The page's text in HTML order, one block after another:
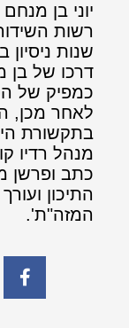
יוני בן
רשות
שנות
דרכו של
כמפיק של
לאחר מכן,
בתקשורת
מנהל רדיו
כתב ופרשן
התיכון
המזה"ת'.